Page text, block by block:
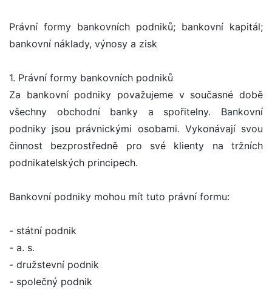
Právní formy bankovních podniků; bankovní kapitál;
bankovní náklady, výnosy a zisk
1. Právní formy bankovních podniků
Za bankovní podniky považujeme v současné době
všechny obchodní banky a spořitelny. Bankovní
podniky jsou právnickými osobami. Vykonávají svou
činnost bezprostředně pro své klienty na tržních
podnikatelských principech.
Bankovní podniky mohou mít tuto právní formu:
- státní podnik
- a. s.
- družstevní podnik
- společný podnik